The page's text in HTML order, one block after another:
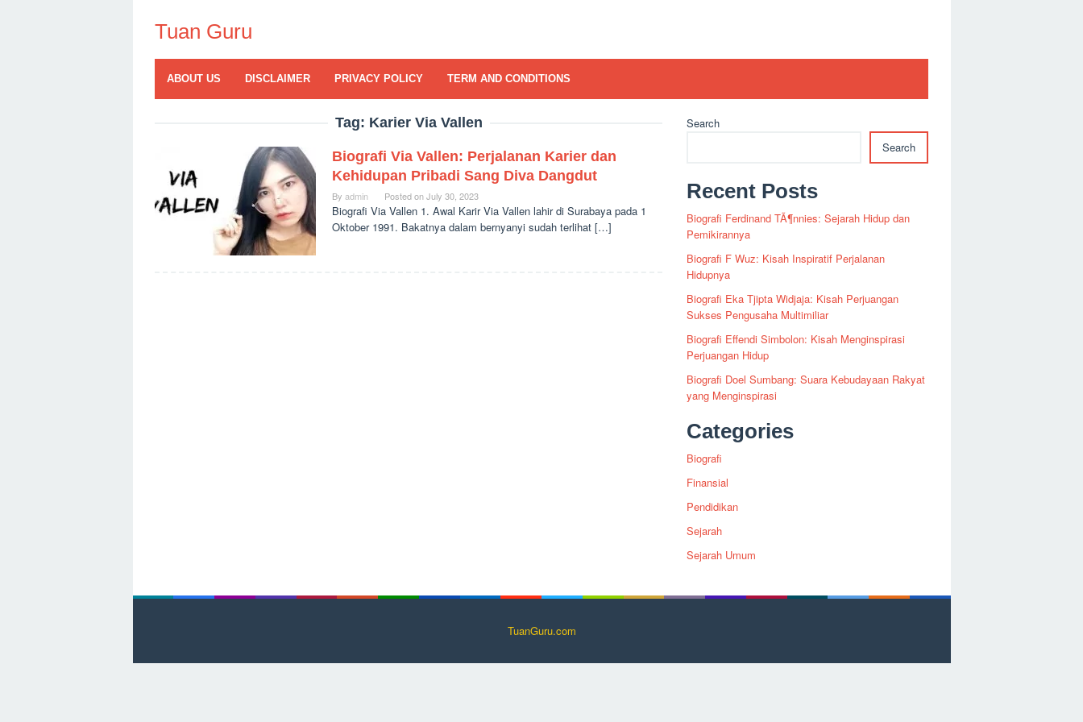
contentTuan Guru
ABOUT US DISCLAIMER PRIVACY POLICY TERM AND CONDITIONS
Tag: Karier Via Vallen
Biografi Via Vallen: Perjalanan Karier dan
Kehidupan Pribadi Sang Diva Dangdut
By admin Posted onJuly 30, 2023
Biografi Via Vallen 1. Awal Karir Via Vallen lahir di Surabaya pada 1
Oktober 1991. Bakatnya dalam bernyanyi sudah terlihat […]
Search
Search
Recent Posts
Biografi Ferdinand TÃ¶nnies: Sejarah Hidup dan
Pemikirannya
Biografi F Wuz: Kisah Inspiratif Perjalanan
Hidupnya
Biografi Eka Tjipta Widjaja: Kisah Perjuangan
Sukses Pengusaha Multimiliar
Biografi Effendi Simbolon: Kisah Menginspirasi
Perjuangan Hidup
Biografi Doel Sumbang: Suara Kebudayaan Rakyat
yang Menginspirasi
Categories
Biografi
Finansial
Pendidikan
Sejarah
Sejarah Umum
TuanGuru.com